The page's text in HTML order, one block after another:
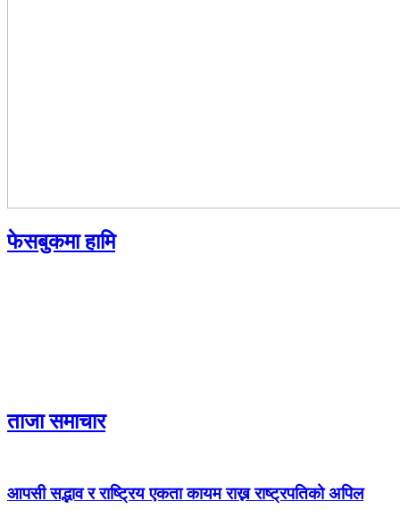
फेसबुकमा हामि
ताजा समाचार
आपसी सद्भाव र राष्ट्रिय एकता कायम राख्न राष्ट्रपतिको अपिल